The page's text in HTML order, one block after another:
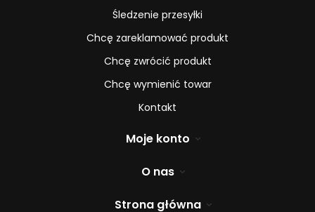
Śledzenie przesyłki
Chcę zareklamować produkt
Chcę zwrócić produkt
Chcę wymienić towar
Kontakt
Moje konto
O nas
Strona główna